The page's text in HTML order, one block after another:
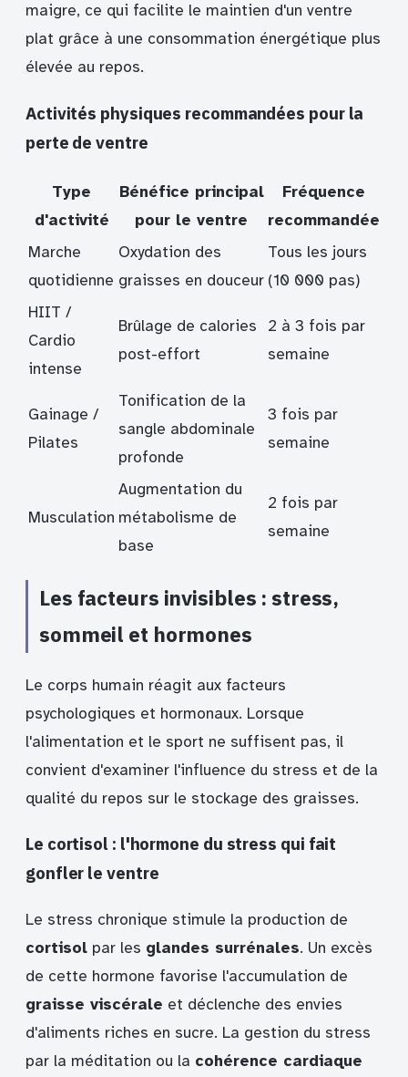
maigre, ce qui facilite le maintien d'un ventre
plat grâce à une consommation énergétique plus
élevée au repos.
Activités physiques recommandées pour la
perte de ventre
Type
d'activité
Bénéfice principal
pour le ventre
Fréquence
recommandée
Marche
quotidienne
Oxydation des
graisses en douceur
Tous les jours
(10 000 pas)
HIIT /
Cardio
intense
Brûlage de calories
post-effort
2 à 3 fois par
semaine
Gainage /
Pilates
Tonification de la
sangle abdominale
profonde
3 fois par
semaine
Musculation
Augmentation du
métabolisme de
base
2 fois par
semaine
Les facteurs invisibles : stress,
sommeil et hormones
Le corps humain réagit aux facteurs
psychologiques et hormonaux. Lorsque
l'alimentation et le sport ne suffisent pas, il
convient d'examiner l'influence du stress et de la
qualité du repos sur le stockage des graisses.
Le cortisol : l'hormone du stress qui fait
gonfler le ventre
Le stress chronique stimule la production de
cortisol par les glandes surrénales. Un excès
de cette hormone favorise l'accumulation de
graisse viscérale et déclenche des envies
d'aliments riches en sucre. La gestion du stress
par la méditation ou la cohérence cardiaque